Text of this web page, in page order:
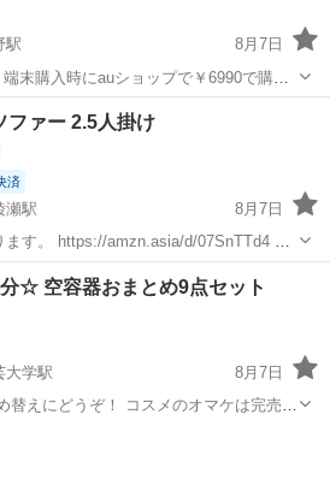
駅
8月7日
くまで繋ぎで使用していました。
携帯アクセサリー
ファー 2.5人掛け
済
瀬駅
8月7日
す。 https://amzn.asia/d/07SnTTd4 本
）もつけて、本体価格合計6万円のもの
れ等ありますが、洗濯•掃除などすれ...
ソファ
☆ 空容器おまとめ9点セット
大学駅
8月7日
えにどうぞ！ コスメのオマケは完売し